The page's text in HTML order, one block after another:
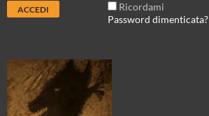
Ricordami
Password dimenticata?